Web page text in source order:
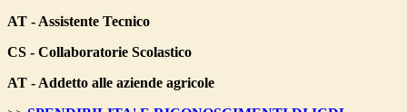
AT - Assistente Tecnico
CS - Collaboratorie Scolastico
AT - Addetto alle aziende agricole